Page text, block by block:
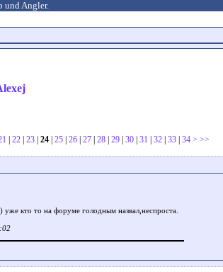
und Angler.
| 22 | 23 | 24 | 25 | 26 | 27 | 28 | 29 | 30 | 31 | 32 | 33 | 34 > >>
уже кто то на форуме голодным назвал,неспроста.